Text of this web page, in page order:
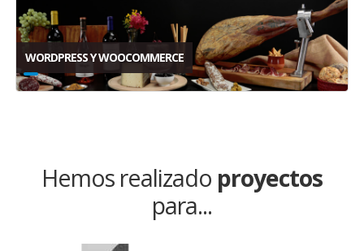
WORDPRESS Y WOOCOMMERCE
Hemos realizado proyectos
para...